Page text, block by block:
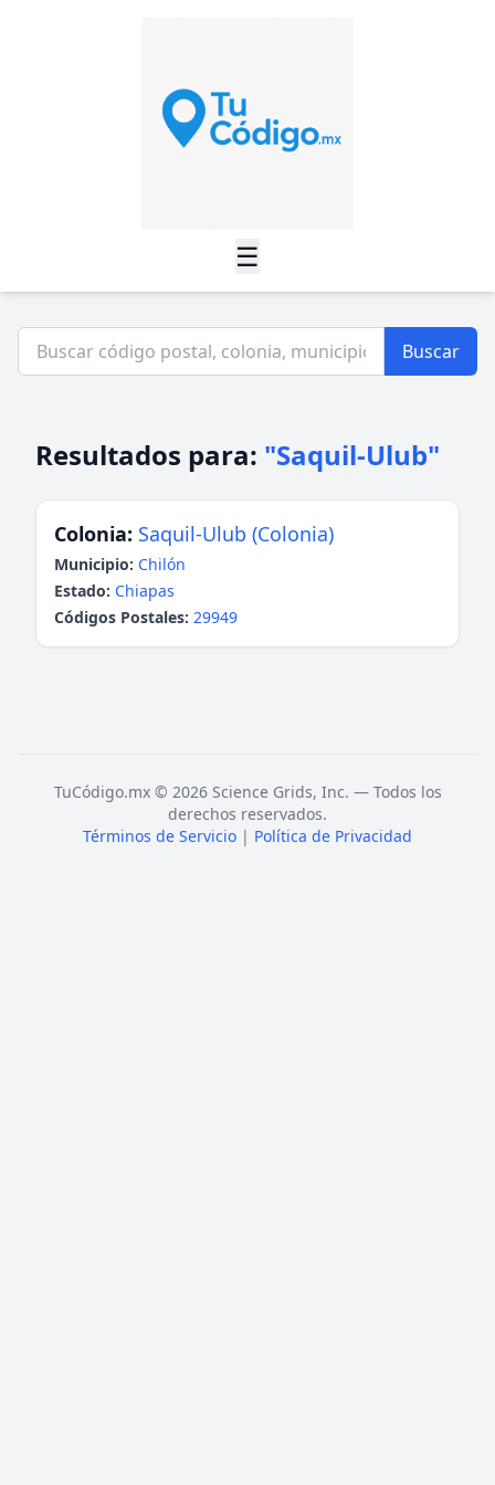
☰
Buscar
Resultados para: "Saquil-Ulub"
Colonia: Saquil-Ulub (Colonia)
Municipio: Chilón
Estado: Chiapas
Códigos Postales: 29949
TuCódigo.mx © 2026 Science Grids, Inc. — Todos los
derechos reservados.
Términos de Servicio | Política de Privacidad